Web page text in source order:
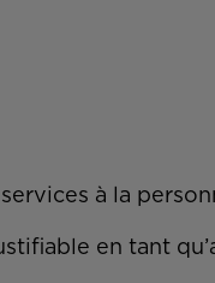
à la
en tant